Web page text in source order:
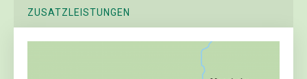
ZUSATZLEISTUNGEN